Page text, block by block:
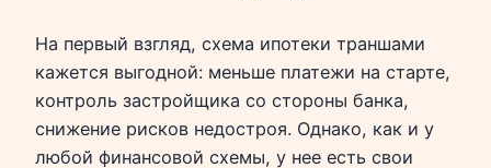
На первый взгляд, схема ипотеки траншами
кажется выгодной: меньше платежи на старте,
контроль застройщика со стороны банка,
снижение рисков недостроя. Однако, как и у
любой финансовой схемы, у нее есть свои